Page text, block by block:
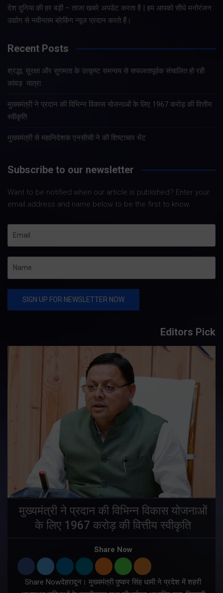
देश दुनिया की हर बड़ी – ताजा खबरे अपडेट करता है | हम आपको सीधे मनोरंजन
उद्योग से नवीनतम ब्रेकिंग न्यूज प्रदान करते हैं।
Recent Posts
श्रद्धा, सुरक्षा और सुगमता के उत्कृष्ट समन्वय से सफलतापूर्वक संचालित हो रही
कांवड़ यात्रा
मुख्यमंत्री ने प्रदान की विभिन्न विकास योजनाओं के लिए 1967 करोड़ की वित्तीय
स्वीकृति
मुख्यमंत्री से महानिदेशक एनसीसी ने की शिष्टाचार भेंट
Subscribe to our newsletter
Want to be notified when our article is published? Enter your
email address and name below to be the first to know.
Editors Pick
मुख्यमंत्री ने प्रदान की विभिन्न विकास योजनाओं
के लिए 1967 करोड़ की वित्तीय स्वीकृति
Share Now
Share Nowदेहरादून। मुख्यमंत्री पुष्कर सिंह धामी ने प्रदेश में शहरी